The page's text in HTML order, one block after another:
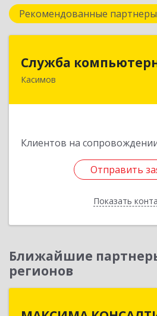
Рекомендованные партнеры
Служба
Касимов
Клиентов на
Отправить
Показать
Служба
391300, Рязанская обл.,
Отправить
Назад
Ближайшие
регионов